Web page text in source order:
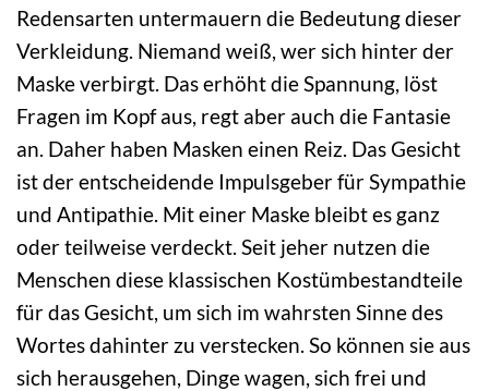
Redensarten untermauern die Bedeutung dieser
Verkleidung. Niemand weiß, wer sich hinter der
Maske verbirgt. Das erhöht die Spannung, löst
Fragen im Kopf aus, regt aber auch die Fantasie
an. Daher haben Masken einen Reiz. Das Gesicht
ist der entscheidende Impulsgeber für Sympathie
und Antipathie. Mit einer Maske bleibt es ganz
oder teilweise verdeckt. Seit jeher nutzen die
Menschen diese klassischen Kostümbestandteile
für das Gesicht, um sich im wahrsten Sinne des
Wortes dahinter zu verstecken. So können sie aus
sich herausgehen, Dinge wagen, sich frei und